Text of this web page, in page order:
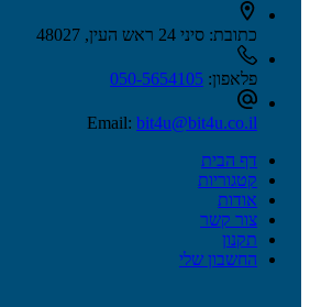
כתובת: סיני 24 ראש העין, 48027
פלאפון: 050-5654105
Email: bit4u@bit4u.co.il
דף הבית
קטגוריות
אודות
צור קשר
תקנון
החשבון שלי